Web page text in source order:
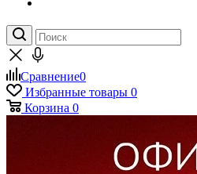
Сравнение0
Избранные товары 0
Корзина 0